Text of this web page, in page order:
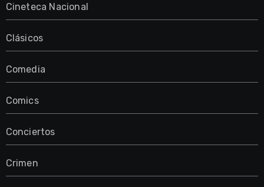
Cineteca Nacional
Clásicos
Comedia
Comics
Conciertos
Crimen